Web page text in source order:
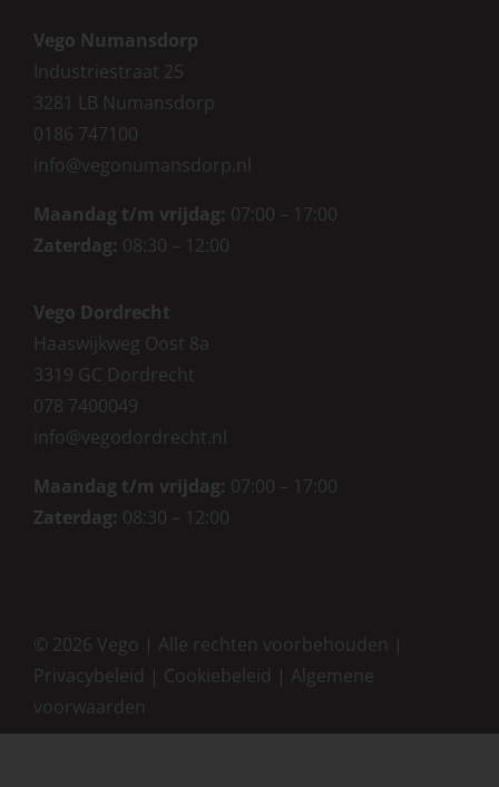
Vego Numansdorp
Industriestraat 25
3281 LB Numansdorp
0186 747100
info@vegonumansdorp.nl
Maandag t/m vrijdag: 07:00 – 17:00
Zaterdag: 08:30 – 12:00
Vego Dordrecht
Haaswijkweg Oost 8a
3319 GC Dordrecht
078 7400049
info@vegodordrecht.nl
Maandag t/m vrijdag: 07:00 – 17:00
Zaterdag: 08:30 – 12:00
© 2026 Vego | Alle rechten voorbehouden |
Privacybeleid | Cookiebeleid | Algemene
voorwaarden